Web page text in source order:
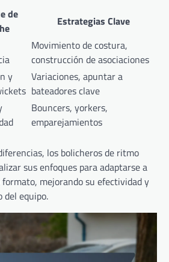
de
Estrategias Clave
Movimiento de costura,
construcción de asociaciones
y
Variaciones, apuntar a
bateadores clave
Bouncers, yorkers,
emparejamientos
los bolicheros de ritmo
sus enfoques para adaptarse a
formato, mejorando su efectividad y
equipo.